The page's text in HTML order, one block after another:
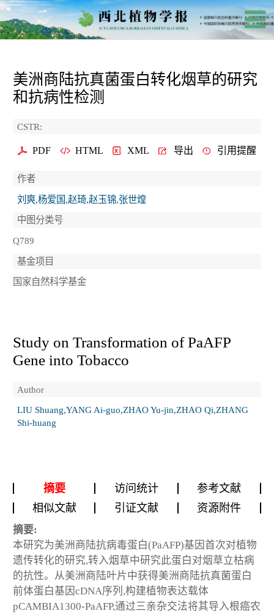
美洲商陆抗真菌蛋白转化烟草的研究
和抗病性检测
CSTR:
PDF HTML XML 导出 引用提醒
作者
刘爽,杨爱国,赵琦,赵玉锦,张世煌
中图分类号
Q789
基金项目
国家自然科学基金
Study on Transformation of PaAFP
Gene into Tobacco
Author
LIU Shuang,YANG Ai-guo,ZHAO Yu-jin,ZHAO Qi,ZHANG
Shi-huang
摘要 访问统计
参考文献
相似文献
引证文献 资源附件
摘要:
本研究为美洲商陆抗病毒蛋白(PaAFP)基因首次对植物
遗传转化的研究,转入烟草中研究此蛋白对烟草立枯病
的抗性。从美洲商陆叶片中获得美洲商陆抗真菌蛋白
前体蛋白基因cDNA序列,构建植物表达载体
pCAMBIA1300-PaAFP,通过三亲杂交法将其导入根癌农